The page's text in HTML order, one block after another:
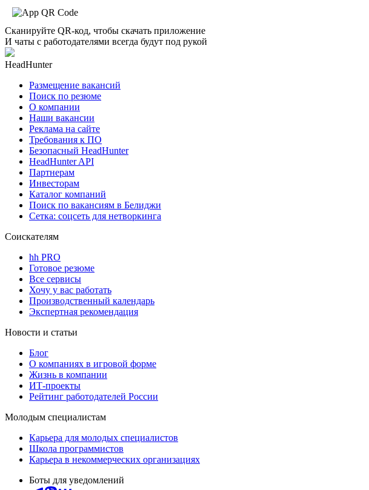
Сканируйте QR-код, чтобы скачать приложение
И чаты с работодателями всегда будут под рукой
HeadHunter
Размещение вакансий
Поиск по резюме
О компании
Наши вакансии
Реклама на сайте
Требования к ПО
Безопасный HeadHunter
HeadHunter API
Партнерам
Инвесторам
Каталог компаний
Поиск по вакансиям в Белиджи
Сетка: соцсеть для нетворкинга
Соискателям
hh PRO
Готовое резюме
Все сервисы
Хочу у вас работать
Производственный календарь
Экспертная рекомендация
Новости и статьи
Блог
О компаниях в игровой форме
Жизнь в компании
ИТ-проекты
Рейтинг работодателей России
Молодым специалистам
Карьера для молодых специалистов
Школа программистов
Карьера в некоммерческих организациях
Боты для уведомлений